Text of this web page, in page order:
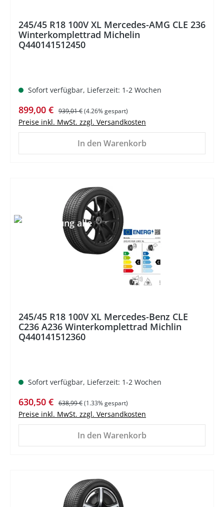
245/45 R18 100V XL Mercedes-AMG CLE 236
Winterkomplettrad Michelin
Q440141512450
Sofort verfügbar, Lieferzeit: 1-2 Wochen
Verkaufspreis:
899,00 € Regulärer Preis:
939,01 €(4.26% gespart)
Preise inkl. MwSt. zzgl. Versandkosten
In den Warenkorb
245/45 R18 100V XL Mercedes-Benz CLE
C236 A236 Winterkomplettrad Michlin
Q440141512360
Sofort verfügbar, Lieferzeit: 1-2 Wochen
Verkaufspreis:
630,50 € Regulärer Preis:
638,99 €(1.33% gespart)
Preise inkl. MwSt. zzgl. Versandkosten
In den Warenkorb